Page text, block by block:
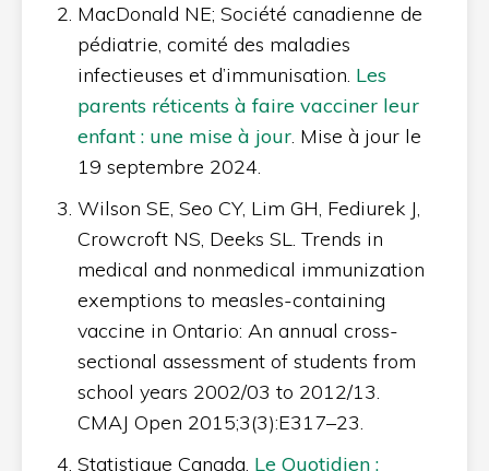
MacDonald NE; Société canadienne de
pédiatrie, comité des maladies
infectieuses et d’immunisation. Les
parents réticents à faire vacciner leur
enfant : une mise à jour. Mise à jour le
19 septembre 2024.
Wilson SE, Seo CY, Lim GH, Fediurek J,
Crowcroft NS, Deeks SL. Trends in
medical and nonmedical immunization
exemptions to measles-containing
vaccine in Ontario: An annual cross-
sectional assessment of students from
school years 2002/03 to 2012/13.
CMAJ Open 2015;3(3):E317–23.
Statistique Canada. Le Quotidien :